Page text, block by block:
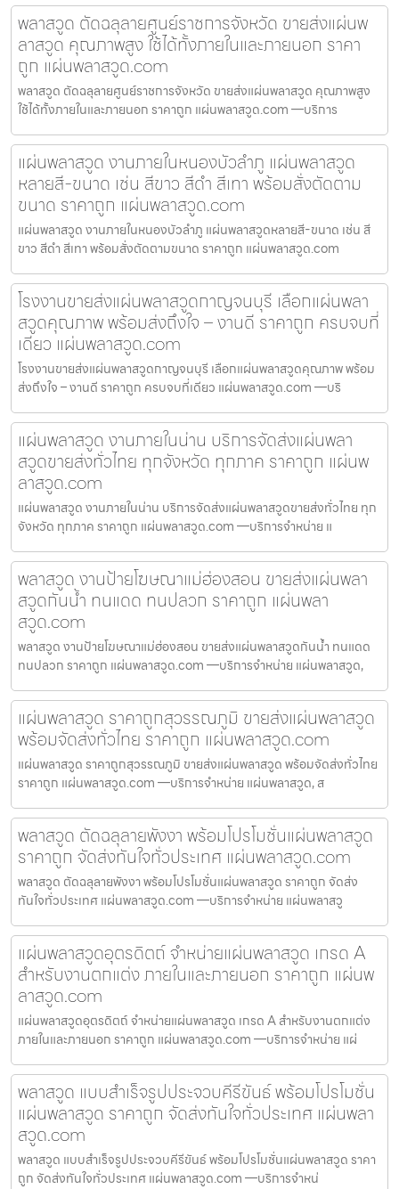
พลาสวูด ตัดฉลุลายศูนย์ราชการจังหวัด ขายส่งแผ่นพ
ลาสวูด คุณภาพสูง ใช้ได้ทั้งภายในและภายนอก ราคา
ถูก แผ่นพลาสวูด.com
พลาสวูด ตัดฉลุลายศูนย์ราชการจังหวัด ขายส่งแผ่นพลาสวูด คุณภาพสูง
ใช้ได้ทั้งภายในและภายนอก ราคาถูก แผ่นพลาสวูด.com —บริการ
แผ่นพลาสวูด งานภายในหนองบัวลำภู แผ่นพลาสวูด
หลายสี-ขนาด เช่น สีขาว สีดำ สีเทา พร้อมสั่งตัดตาม
ขนาด ราคาถูก แผ่นพลาสวูด.com
แผ่นพลาสวูด งานภายในหนองบัวลำภู แผ่นพลาสวูดหลายสี-ขนาด เช่น สี
ขาว สีดำ สีเทา พร้อมสั่งตัดตามขนาด ราคาถูก แผ่นพลาสวูด.com
โรงงานขายส่งแผ่นพลาสวูดกาญจนบุรี เลือกแผ่นพลา
สวูดคุณภาพ พร้อมส่งถึงใจ – งานดี ราคาถูก ครบจบที่
เดียว แผ่นพลาสวูด.com
โรงงานขายส่งแผ่นพลาสวูดกาญจนบุรี เลือกแผ่นพลาสวูดคุณภาพ พร้อม
ส่งถึงใจ – งานดี ราคาถูก ครบจบที่เดียว แผ่นพลาสวูด.com —บริ
แผ่นพลาสวูด งานภายในน่าน บริการจัดส่งแผ่นพลา
สวูดขายส่งทั่วไทย ทุกจังหวัด ทุกภาค ราคาถูก แผ่นพ
ลาสวูด.com
แผ่นพลาสวูด งานภายในน่าน บริการจัดส่งแผ่นพลาสวูดขายส่งทั่วไทย ทุก
จังหวัด ทุกภาค ราคาถูก แผ่นพลาสวูด.com —บริการจำหน่าย แ
พลาสวูด งานป้ายโฆษณาแม่ฮ่องสอน ขายส่งแผ่นพลา
สวูดกันน้ำ ทนแดด ทนปลวก ราคาถูก แผ่นพลา
สวูด.com
พลาสวูด งานป้ายโฆษณาแม่ฮ่องสอน ขายส่งแผ่นพลาสวูดกันน้ำ ทนแดด
ทนปลวก ราคาถูก แผ่นพลาสวูด.com —บริการจำหน่าย แผ่นพลาสวูด,
แผ่นพลาสวูด ราคาถูกสุวรรณภูมิ ขายส่งแผ่นพลาสวูด
พร้อมจัดส่งทั่วไทย ราคาถูก แผ่นพลาสวูด.com
แผ่นพลาสวูด ราคาถูกสุวรรณภูมิ ขายส่งแผ่นพลาสวูด พร้อมจัดส่งทั่วไทย
ราคาถูก แผ่นพลาสวูด.com —บริการจำหน่าย แผ่นพลาสวูด, ส
พลาสวูด ตัดฉลุลายพังงา พร้อมโปรโมชั่นแผ่นพลาสวูด
ราคาถูก จัดส่งทันใจทั่วประเทศ แผ่นพลาสวูด.com
พลาสวูด ตัดฉลุลายพังงา พร้อมโปรโมชั่นแผ่นพลาสวูด ราคาถูก จัดส่ง
ทันใจทั่วประเทศ แผ่นพลาสวูด.com —บริการจำหน่าย แผ่นพลาสวู
แผ่นพลาสวูดอุตรดิตถ์ จำหน่ายแผ่นพลาสวูด เกรด A
สำหรับงานตกแต่ง ภายในและภายนอก ราคาถูก แผ่นพ
ลาสวูด.com
แผ่นพลาสวูดอุตรดิตถ์ จำหน่ายแผ่นพลาสวูด เกรด A สำหรับงานตกแต่ง
ภายในและภายนอก ราคาถูก แผ่นพลาสวูด.com —บริการจำหน่าย แผ่
พลาสวูด แบบสำเร็จรูปประจวบคีรีขันธ์ พร้อมโปรโมชั่น
แผ่นพลาสวูด ราคาถูก จัดส่งทันใจทั่วประเทศ แผ่นพลา
สวูด.com
พลาสวูด แบบสำเร็จรูปประจวบคีรีขันธ์ พร้อมโปรโมชั่นแผ่นพลาสวูด ราคา
ถูก จัดส่งทันใจทั่วประเทศ แผ่นพลาสวูด.com —บริการจำหน่